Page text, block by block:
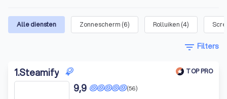
Alle diensten Zonnescherm (6) Rolluiken (4)
filter_list Filters
1.Steamify TOP PRO
(56)
9,9